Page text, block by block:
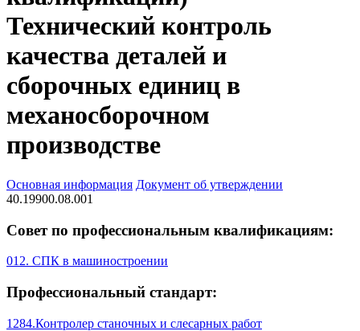
Технический контроль
качества деталей и
сборочных единиц в
механосборочном
производстве
Основная информация Документ об утверждении
40.19900.08.001
Совет по профессиональным квалификациям:
012. СПК в машиностроении
Профессиональный стандарт:
1284.Контролер станочных и слесарных работ